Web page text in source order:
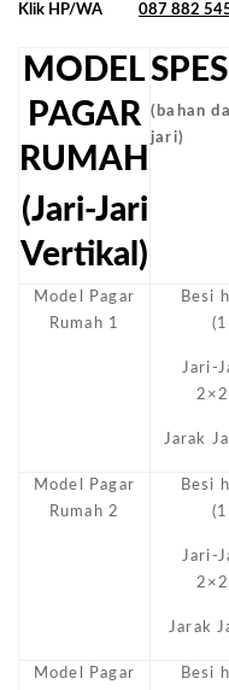
Klik HP/WA
087 882
MODEL
PAGAR
RUMAH
(Jari-Jari
Vertikal)
(bahan
jari)
Model Pagar
Rumah 1
Besi
Jari-
Jarak
Model Pagar
Rumah 2
Besi
Jari-
Jarak
Model Pagar
Besi